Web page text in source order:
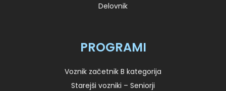
Delovnik
PROGRAMI
Voznik začetnik B kategorija
Starejši vozniki – Seniorji